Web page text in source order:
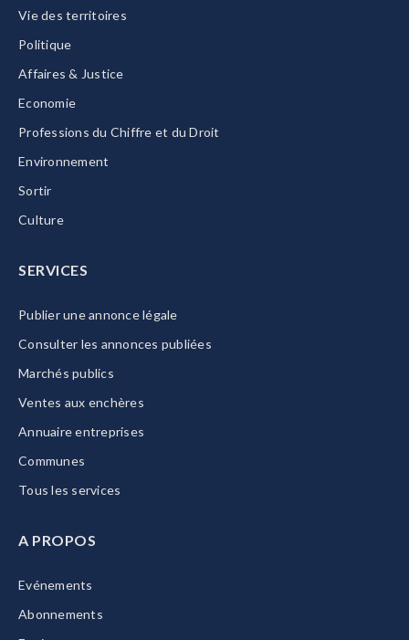
Vie des territoires
Politique
Affaires & Justice
Economie
Professions du Chiffre et du Droit
Environnement
Sortir
Culture
SERVICES
Publier une annonce légale
Consulter les annonces publiées
Marchés publics
Ventes aux enchères
Annuaire entreprises
Communes
Tous les services
A PROPOS
Evénements
Abonnements